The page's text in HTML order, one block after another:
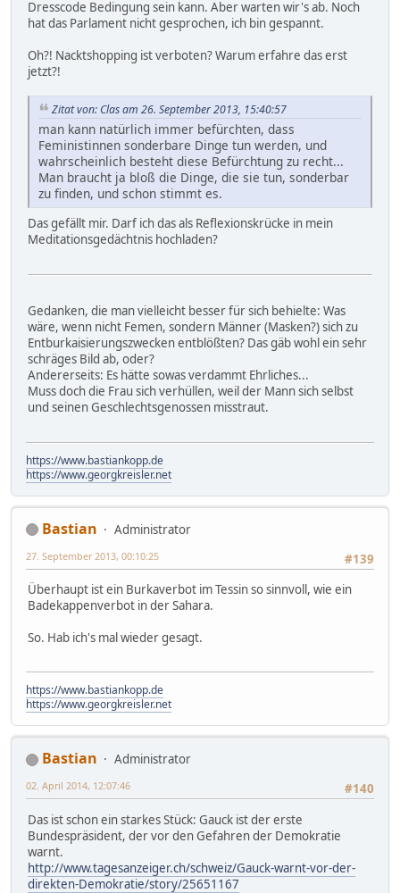
Dresscode Bedingung sein kann. Aber warten wir's ab. Noch
hat das Parlament nicht gesprochen, ich bin gespannt.
Oh?! Nacktshopping ist verboten? Warum erfahre das erst
jetzt?!
Zitat von: Clas am 26. September 2013, 15:40:57
man kann natürlich immer befürchten, dass
Feministinnen sonderbare Dinge tun werden, und
wahrscheinlich besteht diese Befürchtung zu recht...
Man braucht ja bloß die Dinge, die sie tun, sonderbar
zu finden, und schon stimmt es.
Das gefällt mir. Darf ich das als Reflexionskrücke in mein
Meditationsgedächtnis hochladen?
Gedanken, die man vielleicht besser für sich behielte: Was
wäre, wenn nicht Femen, sondern Männer (Masken?) sich zu
Entburkaisierungszwecken entblößten? Das gäb wohl ein sehr
schräges Bild ab, oder?
Andererseits: Es hätte sowas verdammt Ehrliches...
Muss doch die Frau sich verhüllen, weil der Mann sich selbst
und seinen Geschlechtsgenossen misstraut.
https://www.bastiankopp.de
https://www.georgkreisler.net
Bastian
Administrator
#139
27. September 2013, 00:10:25
Überhaupt ist ein Burkaverbot im Tessin so sinnvoll, wie ein
Badekappenverbot in der Sahara.
So. Hab ich's mal wieder gesagt.
https://www.bastiankopp.de
https://www.georgkreisler.net
Bastian
Administrator
#140
02. April 2014, 12:07:46
Das ist schon ein starkes Stück: Gauck ist der erste
Bundespräsident, der vor den Gefahren der Demokratie
warnt.
http://www.tagesanzeiger.ch/schweiz/Gauck-warnt-vor-der-
direkten-Demokratie/story/25651167